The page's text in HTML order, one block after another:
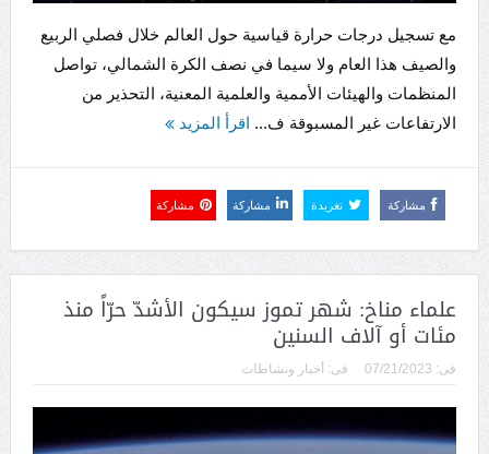
مع تسجيل درجات حرارة قياسية حول العالم خلال فصلي الربيع
والصيف هذا العام ولا سيما في نصف الكرة الشمالي، تواصل
المنظمات والهيئات الأممية والعلمية المعنية، التحذير من
الارتفاعات غير المسبوقة ف... اقرأ المزيد
مشاركة تغريدة مشاركة مشاركة
علماء مناخ: شهر تموز سيكون الأشدّ حرّاً منذ
مئات أو آلاف السنين
فى: 07/21/2023 فى: أخبار ونشاطات